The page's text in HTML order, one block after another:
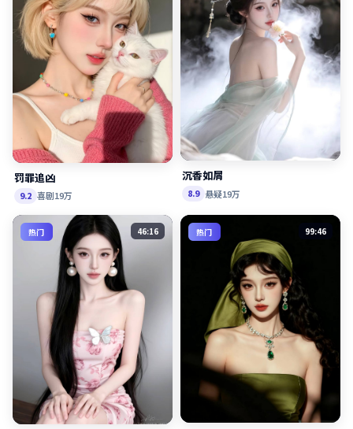
罚罪追凶
9.2 喜剧19万
沉香如屑
8.9 悬疑19万
热门 46:16 热门 99:46